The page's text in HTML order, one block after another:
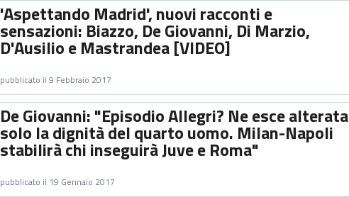
'Aspettando Madrid', nuovi racconti e
sensazioni: Biazzo, De Giovanni, Di Marzio,
D'Ausilio e Mastrandea [VIDEO]
pubblicato il 9 Febbraio 2017
De Giovanni: "Episodio Allegri? Ne esce alterata
solo la dignità del quarto uomo. Milan-Napoli
stabilirà chi inseguirà Juve e Roma"
pubblicato il 19 Gennaio 2017